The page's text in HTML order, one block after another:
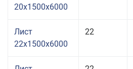
20x1500x6000
Лист
22x1500x6000
22